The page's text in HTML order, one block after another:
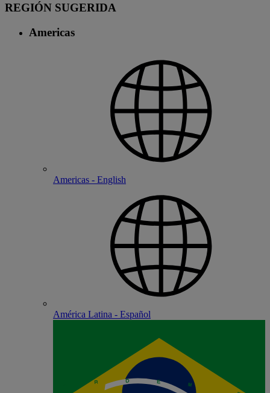
REGIÓN SUGERIDA
Americas
Americas - English
América Latina - Español